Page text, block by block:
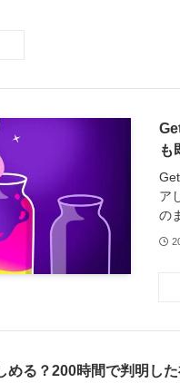
も
ア
の
める？200時間で判明し